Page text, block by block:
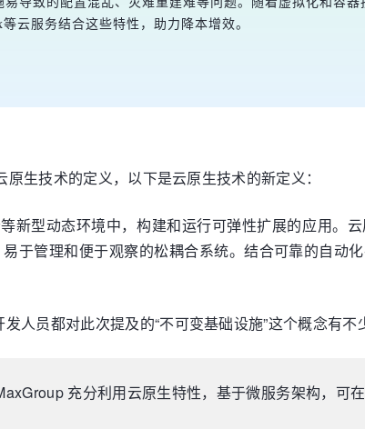
云服务结合这些特性，助力降本增效。
生技术的定义，以下是云原生技术的新定义：
新型动态环境中，构建和运行可弹性扩展的应用。
于管理和便于观察的松耦合系统。结合可靠的自动
人员都对此次提及的“不可变基础设施”这个概念有不
充分利用云原生特性，基于微服务架构，可